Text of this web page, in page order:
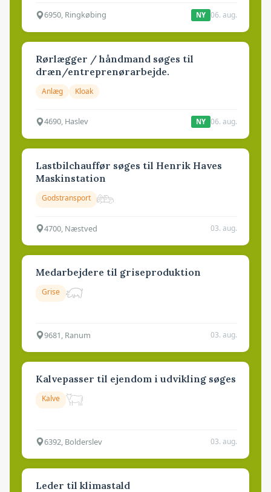
6950, Ringkøbing NY 06. aug.
Rørlægger / håndmand søges til
dræn/entreprenørarbejde.
Anlæg Kloak
4690, Haslev NY 06. aug.
Lastbilchauffør søges til Henrik Haves
Maskinstation
Godstransport
4700, Næstved 03. aug.
Medarbejdere til griseproduktion
Grise
9681, Ranum 03. aug.
Kalvepasser til ejendom i udvikling søges
Kalve
6392, Bolderslev 03. aug.
Leder til klimastald